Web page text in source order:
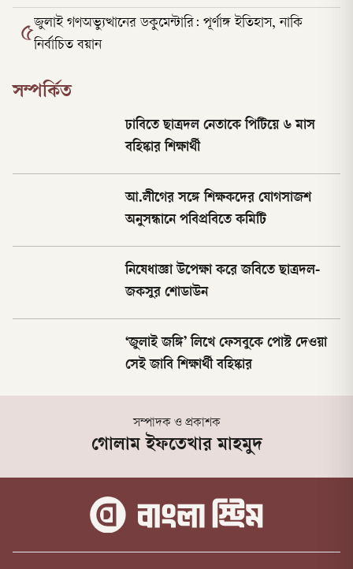
৫জুলাই গণঅভ্যুত্থানের ডকুমেন্টারি: পূর্ণাঙ্গ ইতিহাস, নাকি
নির্বাচিত বয়ান
সম্পর্কিত
ঢাবিতে ছাত্রদল নেতাকে পিটিয়ে ৬ মাস
বহিষ্কার শিক্ষার্থী
আ.লীগের সঙ্গে শিক্ষকদের যোগসাজশ
অনুসন্ধানে পবিপ্রবিতে কমিটি
নিষেধাজ্ঞা উপেক্ষা করে জবিতে ছাত্রদল-
জকসুর শোডাউন
‘জুলাই জঙ্গি’ লিখে ফেসবুকে পোস্ট দেওয়া
সেই জাবি শিক্ষার্থী বহিষ্কার
সম্পাদক ও প্রকাশক
গোলাম ইফতেখার মাহমুদ